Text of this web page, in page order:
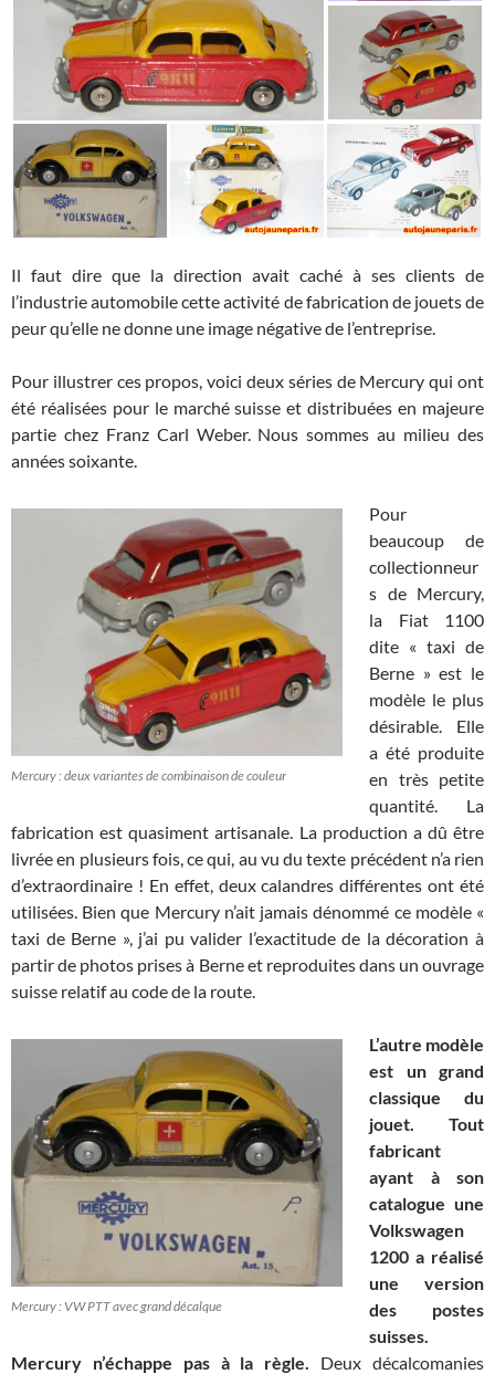
Il faut dire que la direction avait caché à ses clients de
l’industrie automobile cette activité de fabrication de jouets de
peur qu’elle ne donne une image négative de l’entreprise.
Pour illustrer ces propos, voici deux séries de Mercury qui ont
été réalisées pour le marché suisse et distribuées en majeure
partie chez Franz Carl Weber. Nous sommes au milieu des
années soixante.
Mercury : deux variantes de combinaison de couleur
Pour
beaucoup de
collectionneur
s de Mercury,
la Fiat 1100
dite « taxi de
Berne » est le
modèle le plus
désirable. Elle
a été produite
en très petite
quantité. La
fabrication est quasiment artisanale. La production a dû être
livrée en plusieurs fois, ce qui, au vu du texte précédent n’a rien
d’extraordinaire ! En effet, deux calandres différentes ont été
utilisées. Bien que Mercury n’ait jamais dénommé ce modèle «
taxi de Berne », j’ai pu valider l’exactitude de la décoration à
partir de photos prises à Berne et reproduites dans un ouvrage
suisse relatif au code de la route.
Mercury : VW PTT avec grand décalque
L’autre modèle
est un grand
classique du
jouet. Tout
fabricant
ayant à son
catalogue une
Volkswagen
1200 a réalisé
une version
des postes
suisses.
Mercury n’échappe pas à la règle.
Deux décalcomanies